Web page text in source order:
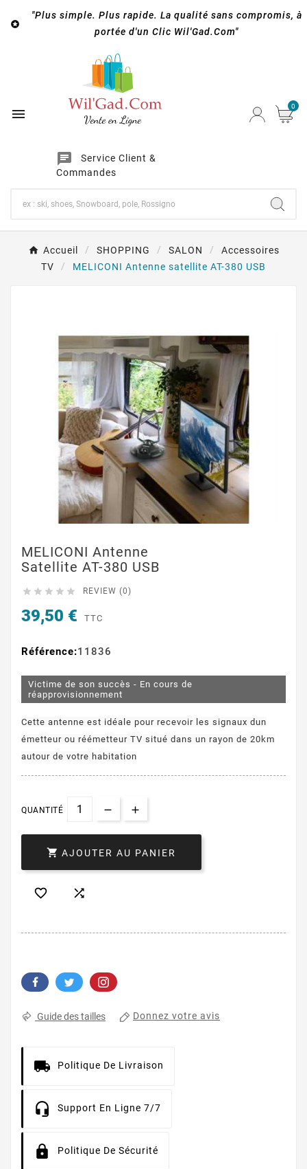

"Plus simple. Plus rapide. La qualité sans compromis, à
portée d'un Clic Wil'Gad.Com"

chat
Service Client &
Commandes
0
Accueil SHOPPING SALON
Accessoires
TV
MELICONI Antenne satellite AT-380 USB
MELICONI Antenne
Satellite AT-380 USB
     REVIEW (0)
39,50 € TTC
Référence:11836
Victime de son succès - En cours de
réapprovisionnement
Cette antenne est idéale pour recevoir les signaux dun
émetteur ou réémetteur TV situé dans un rayon de 20km
autour de votre habitation
QUANTITÉ
 AJOUTER AU PANIER
 
Guide des tailles Donnez votre avis
Politique De Livraison
Support En Ligne 7/7
Politique De Sécurité